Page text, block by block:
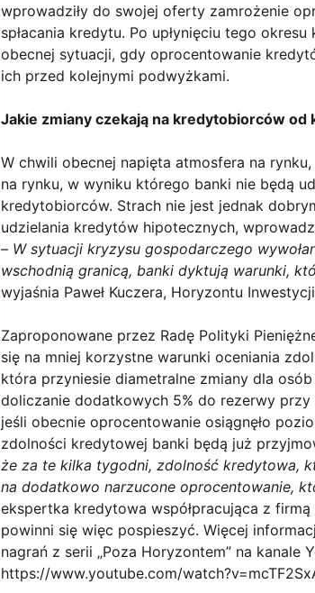
wprowadziły do swojej oferty zamrożenie
spłacania kredytu. Po upłynięciu tego
obecnej sytuacji, gdy oprocentowanie
ich przed kolejnymi podwyżkami.
Jakie zmiany czekają na kredytobiorców od
W chwili obecnej napięta atmosfera na
na rynku, w wyniku którego banki nie będą
kredytobiorców. Strach nie jest jednak
udzielania kredytów hipotecznych,
– W sytuacji kryzysu gospodarczego
wschodnią granicą, banki dyktują warunki,
wyjaśnia Paweł Kuczera, Horyzontu
Zaproponowane przez Radę Polityki
się na mniej korzystne warunki oceniania
która przyniesie diametralne zmiany dla
doliczanie dodatkowych 5% do rezerwy
jeśli obecnie oprocentowanie osiągnęło
zdolności kredytowej banki będą już
że za te kilka tygodni, zdolność kredytowa,
na dodatkowo narzucone oprocentowanie,
ekspertka kredytowa współpracująca z
powinni się więc pospieszyć. Więcej
nagrań z serii „Poza Horyzontem” na kanale
https://www.youtube.com/